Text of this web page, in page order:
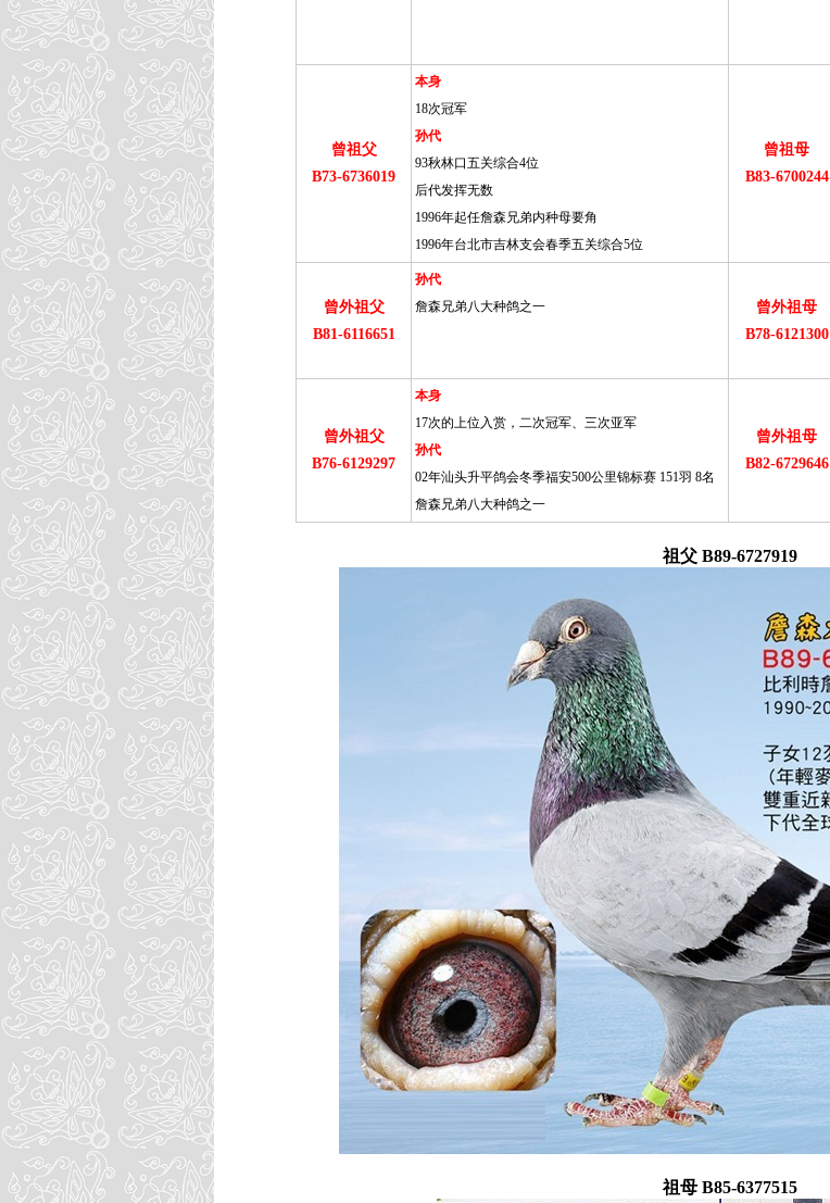
曾祖父
B73-6736019
本身
18次冠军
孙代
93秋林口五关综合4位
后代发挥无数
1996年起任詹森兄弟内种母要角
1996年台北市吉林支会春季五关综合5位
曾祖母
B83-6700244
曾外祖父
B81-6116651
孙代
詹森兄弟八大种鸽之一
曾外祖母
B78-6121300
曾外祖父
B76-6129297
本身
17次的上位入赏，二次冠军、三次亚军
孙代
02年汕头升平鸽会冬季福安500公里锦标赛 151羽 8名
詹森兄弟八大种鸽之一
曾外祖母
B82-6729646
祖父 B89-6727919
祖母 B85-6377515